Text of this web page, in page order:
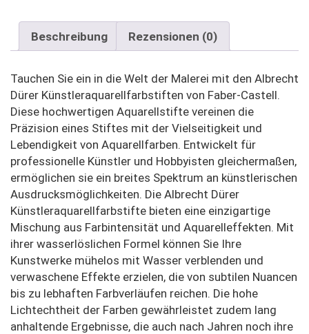
Beschreibung Rezensionen (0)
Tauchen Sie ein in die Welt der Malerei mit den Albrecht
Dürer Künstleraquarellfarbstiften von Faber-Castell.
Diese hochwertigen Aquarellstifte vereinen die
Präzision eines Stiftes mit der Vielseitigkeit und
Lebendigkeit von Aquarellfarben. Entwickelt für
professionelle Künstler und Hobbyisten gleichermaßen,
ermöglichen sie ein breites Spektrum an künstlerischen
Ausdrucksmöglichkeiten. Die Albrecht Dürer
Künstleraquarellfarbstifte bieten eine einzigartige
Mischung aus Farbintensität und Aquarelleffekten. Mit
ihrer wasserlöslichen Formel können Sie Ihre
Kunstwerke mühelos mit Wasser verblenden und
verwaschene Effekte erzielen, die von subtilen Nuancen
bis zu lebhaften Farbverläufen reichen. Die hohe
Lichtechtheit der Farben gewährleistet zudem lang
anhaltende Ergebnisse, die auch nach Jahren noch ihre